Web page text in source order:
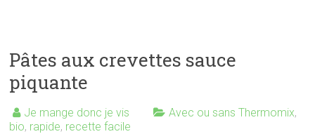
Pâtes aux crevettes sauce
piquante
Je mange donc je vis Avec ou sans Thermomix,
bio, rapide, recette facile